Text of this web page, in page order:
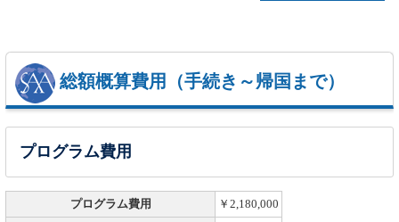
総額概算費用（手続き～帰国まで）
プログラム費用
プログラム費用 ￥2,180,000